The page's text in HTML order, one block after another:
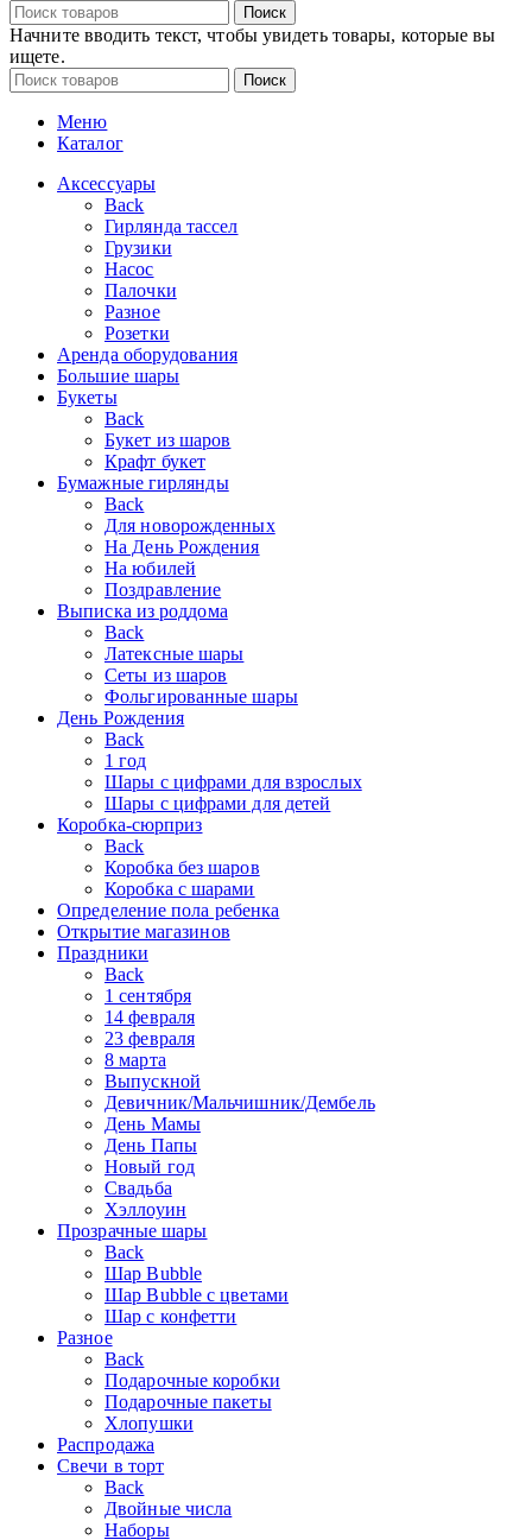
Поиск
Начните вводить текст, чтобы увидеть товары, которые вы
ищете.
Поиск
Меню
Каталог
Аксессуары
Back
Гирлянда тассел
Грузики
Насос
Палочки
Разное
Розетки
Аренда оборудования
Большие шары
Букеты
Back
Букет из шаров
Крафт букет
Бумажные гирлянды
Back
Для новорожденных
На День Рождения
На юбилей
Поздравление
Выписка из роддома
Back
Латексные шары
Сеты из шаров
Фольгированные шары
День Рождения
Back
1 год
Шары с цифрами для взрослых
Шары с цифрами для детей
Коробка-сюрприз
Back
Коробка без шаров
Коробка с шарами
Определение пола ребенка
Открытие магазинов
Праздники
Back
1 сентября
14 февраля
23 февраля
8 марта
Выпускной
Девичник/Мальчишник/Дембель
День Мамы
День Папы
Новый год
Свадьба
Хэллоуин
Прозрачные шары
Back
Шар Bubble
Шар Bubble с цветами
Шар с конфетти
Разное
Back
Подарочные коробки
Подарочные пакеты
Хлопушки
Распродажа
Свечи в торт
Back
Двойные числа
Наборы